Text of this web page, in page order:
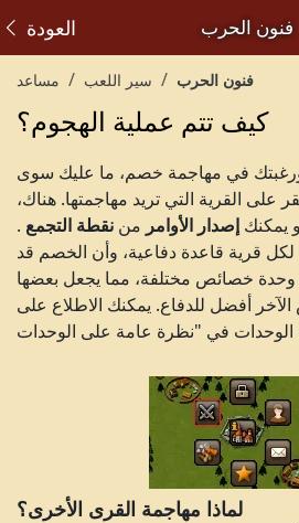
فنون الحرب العودة
مساعد سير اللعب فنون الحرب
كيف تتم عملية الهجوم؟
ورغبتك في مهاجمة خصم، ما عليك سوى
على القرية التي تريد مهاجمتها. هناك،
يمكنك إصدار الأوامر من نقطة التجمع .
قرية قاعدة دفاعية، وأن الخصم قد
وحدة خصائص مختلفة، مما يجعل بعضها
أفضل للدفاع. يمكنك الاطلاع على
لماذا مهاجمة القرى الأخرى؟